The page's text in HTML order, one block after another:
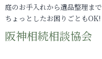
庭のお手入れから遺品整理まで
ちょっとしたお困りごともOK!
阪神相続相談協会